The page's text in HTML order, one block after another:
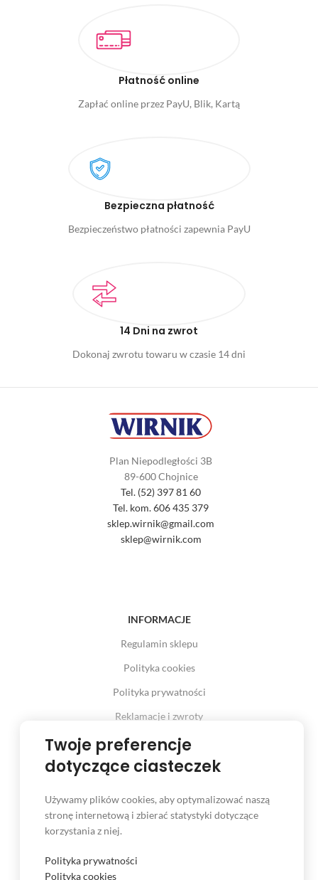
Płatność online
Zapłać online przez PayU, Blik, Kartą
Bezpieczna płatność
Bezpieczeństwo płatności zapewnia PayU
14 Dni na zwrot
Dokonaj zwrotu towaru w czasie 14 dni
Plan Niepodległości 3B
89-600 Chojnice
Tel. (52) 397 81 60
Tel. kom. 606 435 379
sklep.wirnik@gmail.com
sklep@wirnik.com
INFORMACJE
Regulamin sklepu
Polityka cookies
Polityka prywatności
Reklamacje i zwroty
Prawo odstąpienia od umowy
INFORMACJE
Twoje preferencje
dotyczące ciasteczek
Używamy plików cookies, aby optymalizować naszą
stronę internetową i zbierać statystyki dotyczące
korzystania z niej.
Polityka prywatności
Polityka cookies